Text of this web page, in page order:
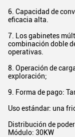
6. Capacidad de
eficacia alta.
7. Los gabinetes
combinación doble
operativas.
8. Operación de
exploración;
9. Forma de pago:
Uso estándar: una
Distribución de
Módulo: 30KW